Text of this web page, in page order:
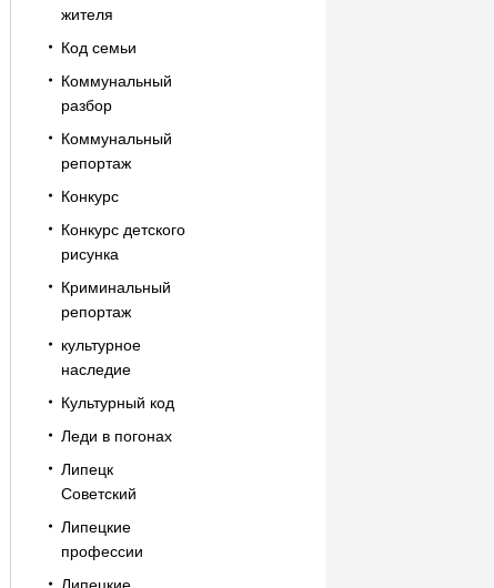
жителя
Код семьи
Коммунальный
разбор
Коммунальный
репортаж
Конкурс
Конкурс детского
рисунка
Криминальный
репортаж
культурное
наследие
Культурный код
Леди в погонах
Липецк
Советский
Липецкие
профессии